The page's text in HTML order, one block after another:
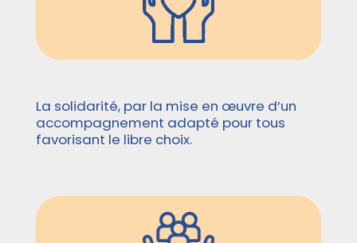
La solidarité, par la mise en œuvre d’un
accompagnement adapté pour tous
favorisant le libre choix.